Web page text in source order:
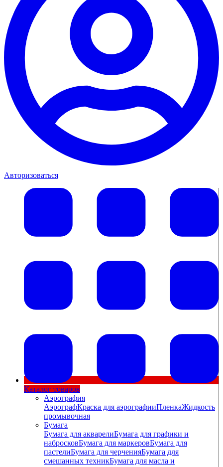
Авторизоваться
Каталог товаров
Аэрография
АэрографКраска для аэрографииПленкаЖидкость
промывочная
Бумага
Бумага для акварелиБумага для графики и
набросковБумага для маркеровБумага для
пастелиБумага для черченияБумага для
смешанных техникБумага для масла и